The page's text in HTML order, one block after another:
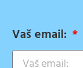
Vaš email: